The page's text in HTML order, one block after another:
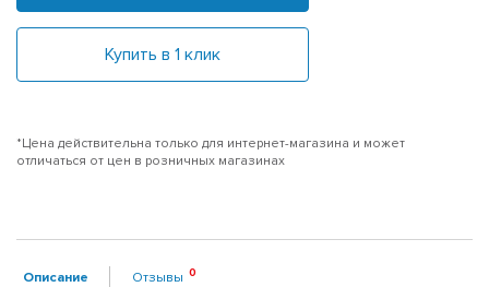
Купить в 1 клик
*Цена действительна только для интернет-магазина и может
отличаться от цен в розничных магазинах
Описание Отзывы